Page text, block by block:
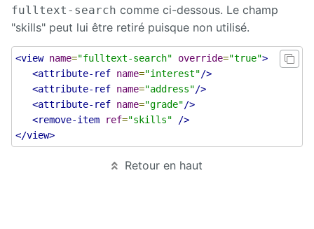
fulltext-search comme ci-dessous. Le champ
"skills" peut lui être retiré puisque non utilisé.
<view name="fulltext-search" override="true">
<attribute-ref name="interest"/>
<attribute-ref name="address"/>
<attribute-ref name="grade"/>
<remove-item
ref="skills"
/>
</view>
Retour en haut